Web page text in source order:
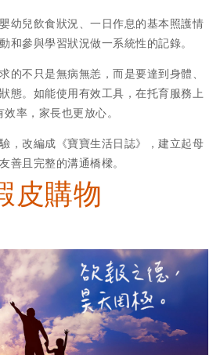
幼兒飲食狀況、一日作息的基本照護情
和參與學習狀況做一系統性的記錄。
的不只是無病無恙，而是要達到身體、
態。如能使用有效工具，在托育服務上
效率，家長也更放心。
，改編成《寶寶生活日誌》，建立起母
善且完整的溝通橋樑。
皮購物